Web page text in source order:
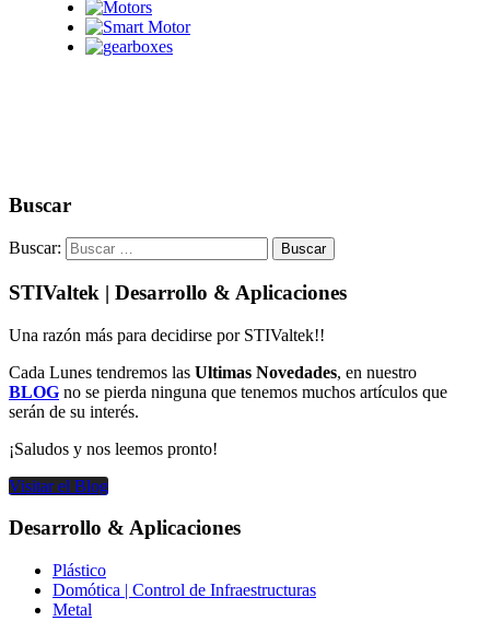
Buscar
Buscar:
STIValtek | Desarrollo & Aplicaciones
Una razón más para decidirse por STIValtek!!
Cada Lunes tendremos las Ultimas Novedades, en nuestro
BLOG no se pierda ninguna que tenemos muchos artículos que
serán de su interés.
¡Saludos y nos leemos pronto!
Visitar el Blog
Desarrollo & Aplicaciones
Plástico
Domótica | Control de Infraestructuras
Metal